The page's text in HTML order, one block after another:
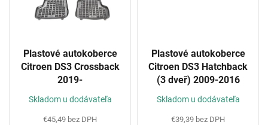
Plastové autokoberce
Citroen DS3 Crossback
2019-
Skladom u dodávateľa
€45,49 bez DPH
Plastové autokoberce
Citroen DS3 Hatchback
(3 dveř) 2009-2016
Skladom u dodávateľa
€39,39 bez DPH